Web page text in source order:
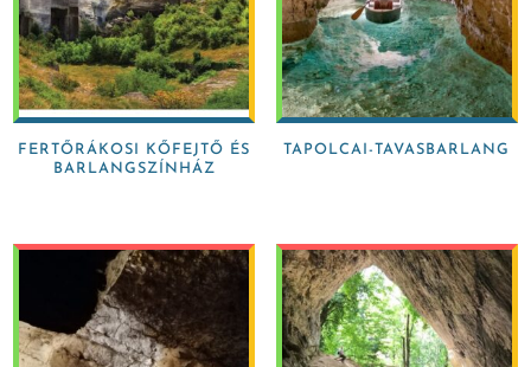
FERTŐRÁKOSI KŐFEJTŐ ÉS
BARLANGSZÍNHÁZ
TAPOLCAI-TAVASBARLANG